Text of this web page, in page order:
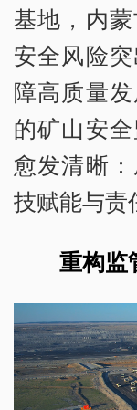
基地，内蒙
安全风险
障高质量
的矿山安
愈发清晰
技赋能与责
重构监